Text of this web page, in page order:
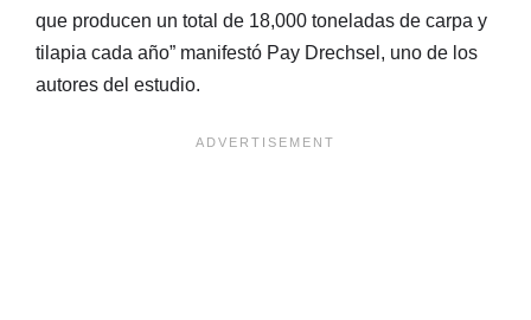
que producen un total de 18,000 toneladas de carpa y
tilapia cada año” manifestó Pay Drechsel, uno de los
autores del estudio.